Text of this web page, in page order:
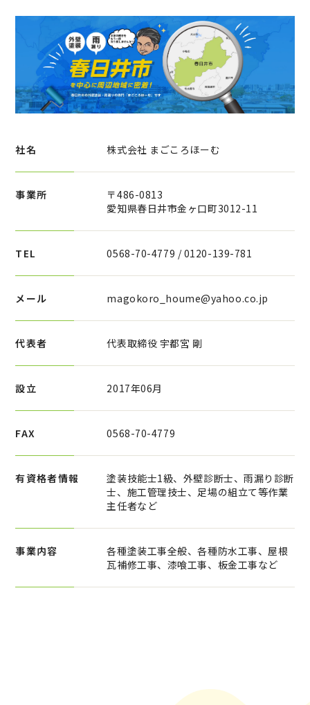
社名 株式会社 まごころほーむ
事業所
〒486-0813
愛知県春日井市金ヶ口町3012-11
TEL 0568-70-4779 / 0120-139-781
メール magokoro_houme@yahoo.co.jp
代表者 代表取締役 宇都宮 剛
設立 2017年06月
FAX 0568-70-4779
有資格者情報
塗装技能士1級、外壁診断士、雨漏り診断
士、施工管理技士、足場の組立て等作業
主任者など
事業内容
各種塗装工事全般、各種防水工事、屋根
瓦補修工事、漆喰工事、板金工事など